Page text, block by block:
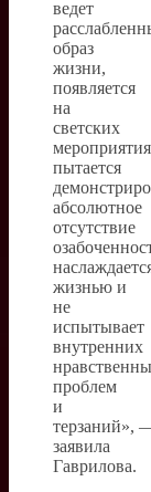
ведет
образ
жизни,
появляется
на
светских
пытается
абсолютное
отсутствие
жизнью и
не
испытывает
внутренних
проблем
и
терзаний»,
заявила
Гаврилова.